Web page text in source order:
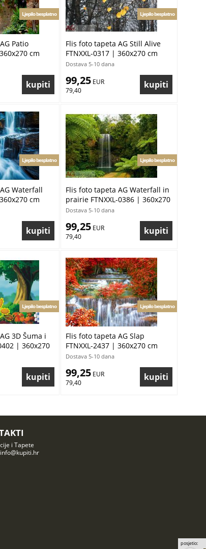
Patio
cm
Ljepilo besplatno
Flis foto tapeta AG Still Alive
FTNXXL-0317 | 360x270 cm
Ljepilo besplatno
Dostava 5-10 dana
99,25 EUR
79,40
Waterfall
cm
Ljepilo besplatno
Flis foto tapeta AG Waterfall in
prairie FTNXXL-0386 | 360x270
cm
Ljepilo besplatno
Dostava 5-10 dana
99,25 EUR
79,40
3D Šuma i
| 360x270
Ljepilo besplatno
Flis foto tapeta AG Slap
FTNXXL-2437 | 360x270 cm
Ljepilo besplatno
Dostava 5-10 dana
99,25 EUR
79,40
i Tapete
posjetio: